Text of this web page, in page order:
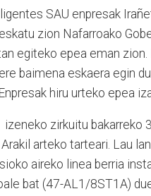
SAU enpresak
zion Nafarroako
egiteko epea eman
baimena eskaera egin
hiru urteko epea
izeneko zirkuitu bakarreko
arteko tarteari. Lau
aireko linea berria
bat (47-AL1/8ST1A)